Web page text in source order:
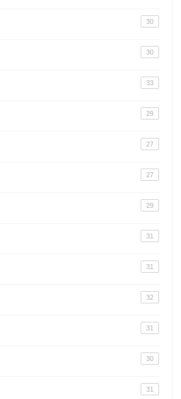
30
30
33
29
27
27
29
31
31
32
31
30
31